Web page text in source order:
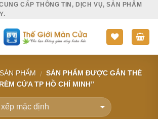
CẤP THÔNG TIN, DỊCH VỤ, SẢN PHẨM
SẢN PHẨM / SẢN PHẨM ĐƯỢC GẮN THẺ
CỬA TP HỒ CHÍ MINH”